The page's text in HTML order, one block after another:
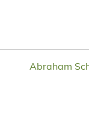
Abraham